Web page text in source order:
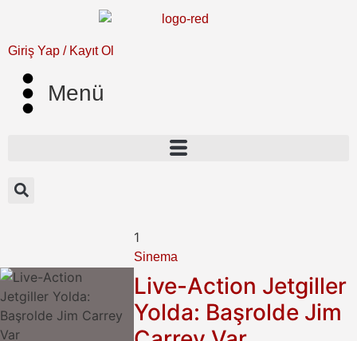
Giriş Yap / Kayıt Ol
Menü
1
Sinema
Live-Action Jetgiller
Yolda: Başrolde Jim